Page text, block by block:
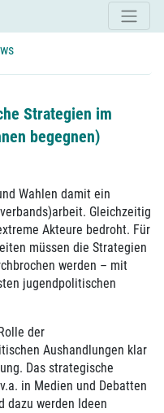
Strategien im
begegnen)
Wahlen damit ein
Gleichzeitig
Akteure bedroht. Für
müssen die Strategien
werden – mit
jugendpolitischen
der
Aushandlungen klar
Das strategische
in Medien und Debatten
dazu werden Ideen